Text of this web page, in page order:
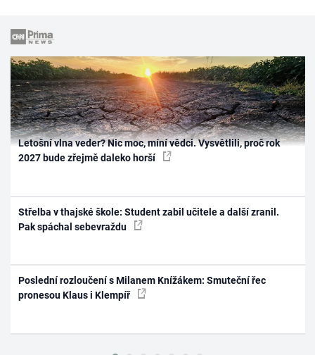
Letošní vlna veder? Nic moc, míní vědci. Vysvětlili, proč rok
2027 bude zřejmě daleko horší
Střelba v thajské škole: Student zabil učitele a další zranil.
Pak spáchal sebevraždu
Poslední rozloučení s Milanem Knížákem: Smuteční řec
pronesou Klaus i Klempíř